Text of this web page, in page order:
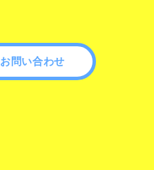
問い合わせ